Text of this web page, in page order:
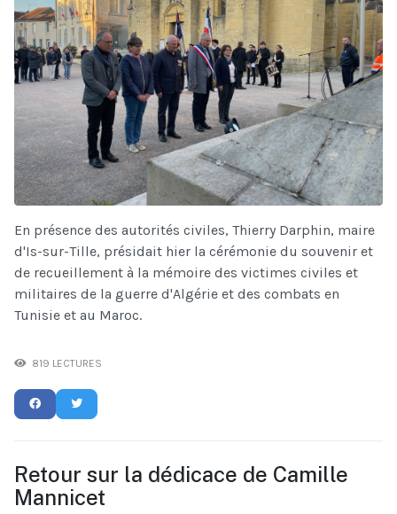
En présence des autorités civiles, Thierry Darphin, maire
d'Is-sur-Tille, présidait hier la cérémonie du souvenir et
de recueillement à la mémoire des victimes civiles et
militaires de la guerre d'Algérie et des combats en
Tunisie et au Maroc.
819 LECTURES
Retour sur la dédicace de Camille
Mannicet